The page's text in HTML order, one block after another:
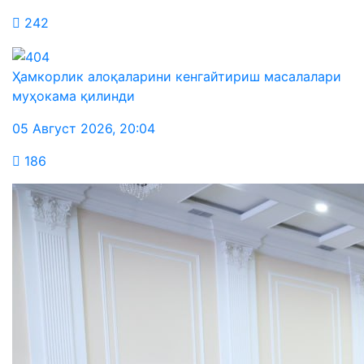
242
Ҳамкорлик алоқаларини кенгайтириш масалалари
муҳокама қилинди
05 Август 2026, 20:04
186